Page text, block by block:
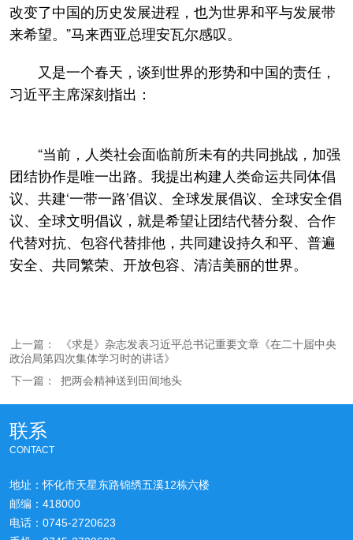
改变了中国的历史发展进程，也为世界和平与发展带
来希望。”马来西亚总理安瓦尔感叹。
又是一个春天，谈到世界的形势和中国的责任，
习近平主席深刻指出：
“当前，人类社会面临前所未有的共同挑战，加强
团结协作是唯一出路。我提出构建人类命运共同体倡
议、共建‘一带一路’倡议、全球发展倡议、全球安全倡
议、全球文明倡议，就是希望让团结代替分裂、合作
代替对抗、包容代替排他，共同建设持久和平、普遍
安全、共同繁荣、开放包容、清洁美丽的世界。
上一篇：
《求是》杂志发表习近平总书记重要文章《在二十届中央
政治局第四次集体学习时的讲话》
下一篇：
把两会精神送到田间地头
联系
CONTACT
地址：怀化市天星东路锦绣五溪12栋六楼
邮编：418000
电话：0745-2720623